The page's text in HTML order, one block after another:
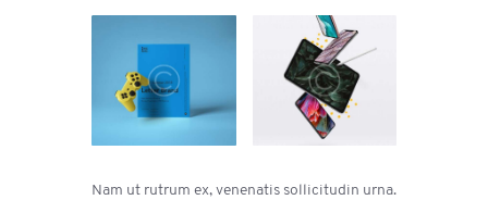
Nam ut rutrum ex, venenatis sollicitudin urna.